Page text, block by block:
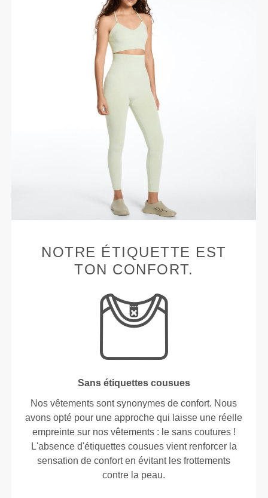
NOTRE ÉTIQUETTE EST
TON CONFORT.
Sans étiquettes cousues
Nos vêtements sont synonymes de confort. Nous
avons opté pour une approche qui laisse une réelle
empreinte sur nos vêtements : le sans coutures !
L'absence d'étiquettes cousues vient renforcer la
sensation de confort en évitant les frottements
contre la peau.